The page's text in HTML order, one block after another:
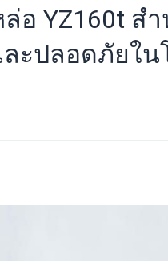
อ YZ160t ส
ะปลอดภัยใน